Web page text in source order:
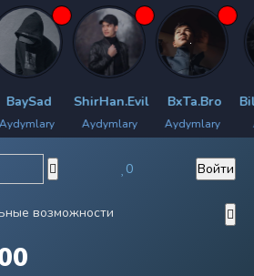
ShirHan.Evil
Aydymlary
BxTa.Bro
Aydymlary
0
Войти
возможности